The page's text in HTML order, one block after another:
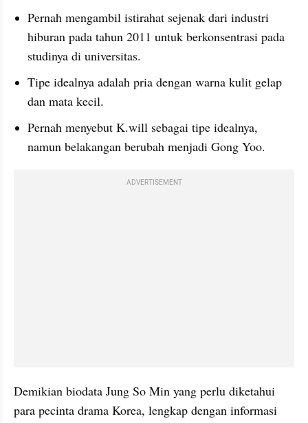
Pernah mengambil istirahat sejenak dari industri
hiburan pada tahun 2011 untuk berkonsentrasi pada
studinya di universitas.
Tipe idealnya adalah pria dengan warna kulit gelap
dan mata kecil.
Pernah menyebut K.will sebagai tipe idealnya,
namun belakangan berubah menjadi Gong Yoo.
ADVERTISEMENT
Demikian biodata Jung So Min yang perlu diketahui
para pecinta drama Korea, lengkap dengan informasi